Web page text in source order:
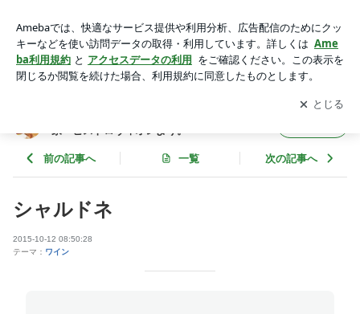
ストロヴィオレより。
アプリをダウンロードして ブログの更新通知
を受け取りまし
ょう。
開く
家・ビストロヴィオレより。
前の記事へ 一覧 次の記事へ
シャルドネ
2015-10-12 08:50:28
テーマ： ワイン